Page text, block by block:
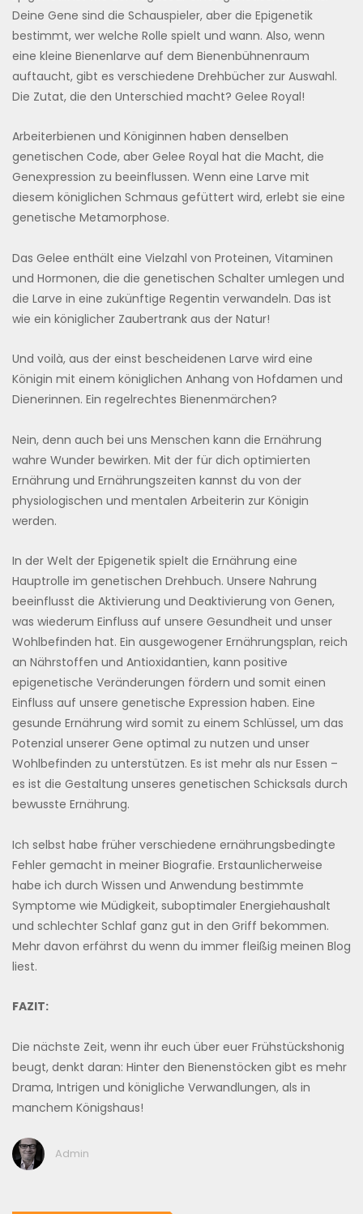
Deine Gene sind die Schauspieler, aber die Epigenetik
bestimmt, wer welche Rolle spielt und wann. Also, wenn
eine kleine Bienenlarve auf dem Bienenbühnenraum
auftaucht, gibt es verschiedene Drehbücher zur Auswahl.
Die Zutat, die den Unterschied macht? Gelee Royal!
Arbeiterbienen und Königinnen haben denselben
genetischen Code, aber Gelee Royal hat die Macht, die
Genexpression zu beeinflussen. Wenn eine Larve mit
diesem königlichen Schmaus gefüttert wird, erlebt sie eine
genetische Metamorphose.
Das Gelee enthält eine Vielzahl von Proteinen, Vitaminen
und Hormonen, die die genetischen Schalter umlegen und
die Larve in eine zukünftige Regentin verwandeln. Das ist
wie ein königlicher Zaubertrank aus der Natur!
Und voilà, aus der einst bescheidenen Larve wird eine
Königin mit einem königlichen Anhang von Hofdamen und
Dienerinnen. Ein regelrechtes Bienenmärchen?
Nein, denn auch bei uns Menschen kann die Ernährung
wahre Wunder bewirken. Mit der für dich optimierten
Ernährung und Ernährungszeiten kannst du von der
physiologischen und mentalen Arbeiterin zur Königin
werden.
In der Welt der Epigenetik spielt die Ernährung eine
Hauptrolle im genetischen Drehbuch. Unsere Nahrung
beeinflusst die Aktivierung und Deaktivierung von Genen,
was wiederum Einfluss auf unsere Gesundheit und unser
Wohlbefinden hat. Ein ausgewogener Ernährungsplan, reich
an Nährstoffen und Antioxidantien, kann positive
epigenetische Veränderungen fördern und somit einen
Einfluss auf unsere genetische Expression haben. Eine
gesunde Ernährung wird somit zu einem Schlüssel, um das
Potenzial unserer Gene optimal zu nutzen und unser
Wohlbefinden zu unterstützen. Es ist mehr als nur Essen –
es ist die Gestaltung unseres genetischen Schicksals durch
bewusste Ernährung.
Ich selbst habe früher verschiedene ernährungsbedingte
Fehler gemacht in meiner Biografie. Erstaunlicherweise
habe ich durch Wissen und Anwendung bestimmte
Symptome wie Müdigkeit, suboptimaler Energiehaushalt
und schlechter Schlaf ganz gut in den Griff bekommen.
Mehr davon erfährst du wenn du immer fleißig meinen Blog
liest.
FAZIT:
Die nächste Zeit, wenn ihr euch über euer Frühstückshonig
beugt, denkt daran: Hinter den Bienenstöcken gibt es mehr
Drama, Intrigen und königliche Verwandlungen, als in
manchem Königshaus!
Admin